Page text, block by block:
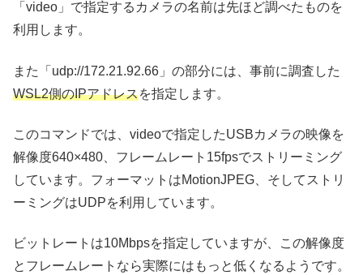
「video」で指定するカメラの名前は先ほど調べたものを
利用します。
また「udp://172.21.92.66」の部分には、事前に調査した
WSL2側のIPアドレスを指定します。
このコマンドでは、videoで指定したUSBカメラの映像を
解像度640×480、フレームレート15fpsでストリーミング
しています。フォーマットはMotionJPEG、そしてストリ
ーミングはUDPを利用しています。
ビットレートは10Mbpsを指定していますが、この解像度
とフレームレートなら実際にはもっと低くなるようです。